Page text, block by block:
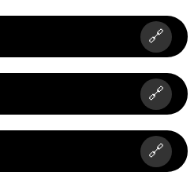
🔗
🔗
🔗